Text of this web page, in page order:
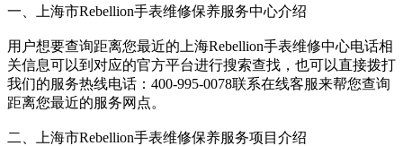
一、上海市Rebellion手表维修保养服务中心介绍
用户想要查询距离您最近的上海Rebellion手表维修中心电话相
关信息可以到对应的官方平台进行搜索查找，也可以直接拨打
我们的服务热线电话：400-995-0078联系在线客服来帮您查询
距离您最近的服务网点。
二、上海市Rebellion手表维修保养服务项目介绍